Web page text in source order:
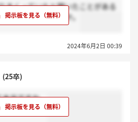
まくっていたと聞いたことがある
だったのでしょうか。
2024年6月2日 00:39
(25卒)
本当ですか。